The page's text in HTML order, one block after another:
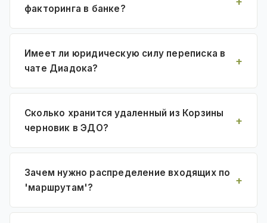
факторинга в банке?
Имеет ли юридическую силу переписка в
чате Диадока?
Сколько хранится удаленный из Корзины
черновик в ЭДО?
Зачем нужно распределение входящих по
'маршрутам'?